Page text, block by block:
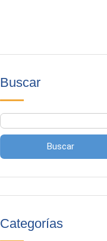
Buscar
Buscar
Categorías